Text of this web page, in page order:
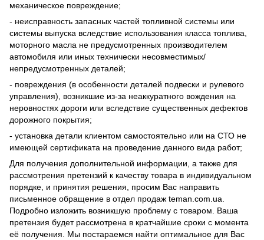
механическое повреждение;
- неисправность запасных частей топливной системы или
системы выпуска вследствие использования класса топлива,
моторного масла не предусмотренных производителем
автомобиля или иных технически несовместимых/
непредусмотренных деталей;
- повреждения (в особенности деталей подвески и рулевого
управления), возникшие из-за неаккуратного вождения на
неровностях дороги или вследствие существенных дефектов
дорожного покрытия;
- установка детали клиентом самостоятельно или на СТО не
имеющей сертификата на проведение данного вида работ;
Для получения дополнительной информации, а также для
рассмотрения претензий к качеству товара в индивидуальном
порядке, и принятия решения, просим Вас направить
письменное обращение в отдел продаж teman.com.ua.
Подробно изложить возникшую проблему с товаром. Ваша
претензия будет рассмотрена в кратчайшие сроки с момента
её получения. Мы постараемся найти оптимальное для Вас